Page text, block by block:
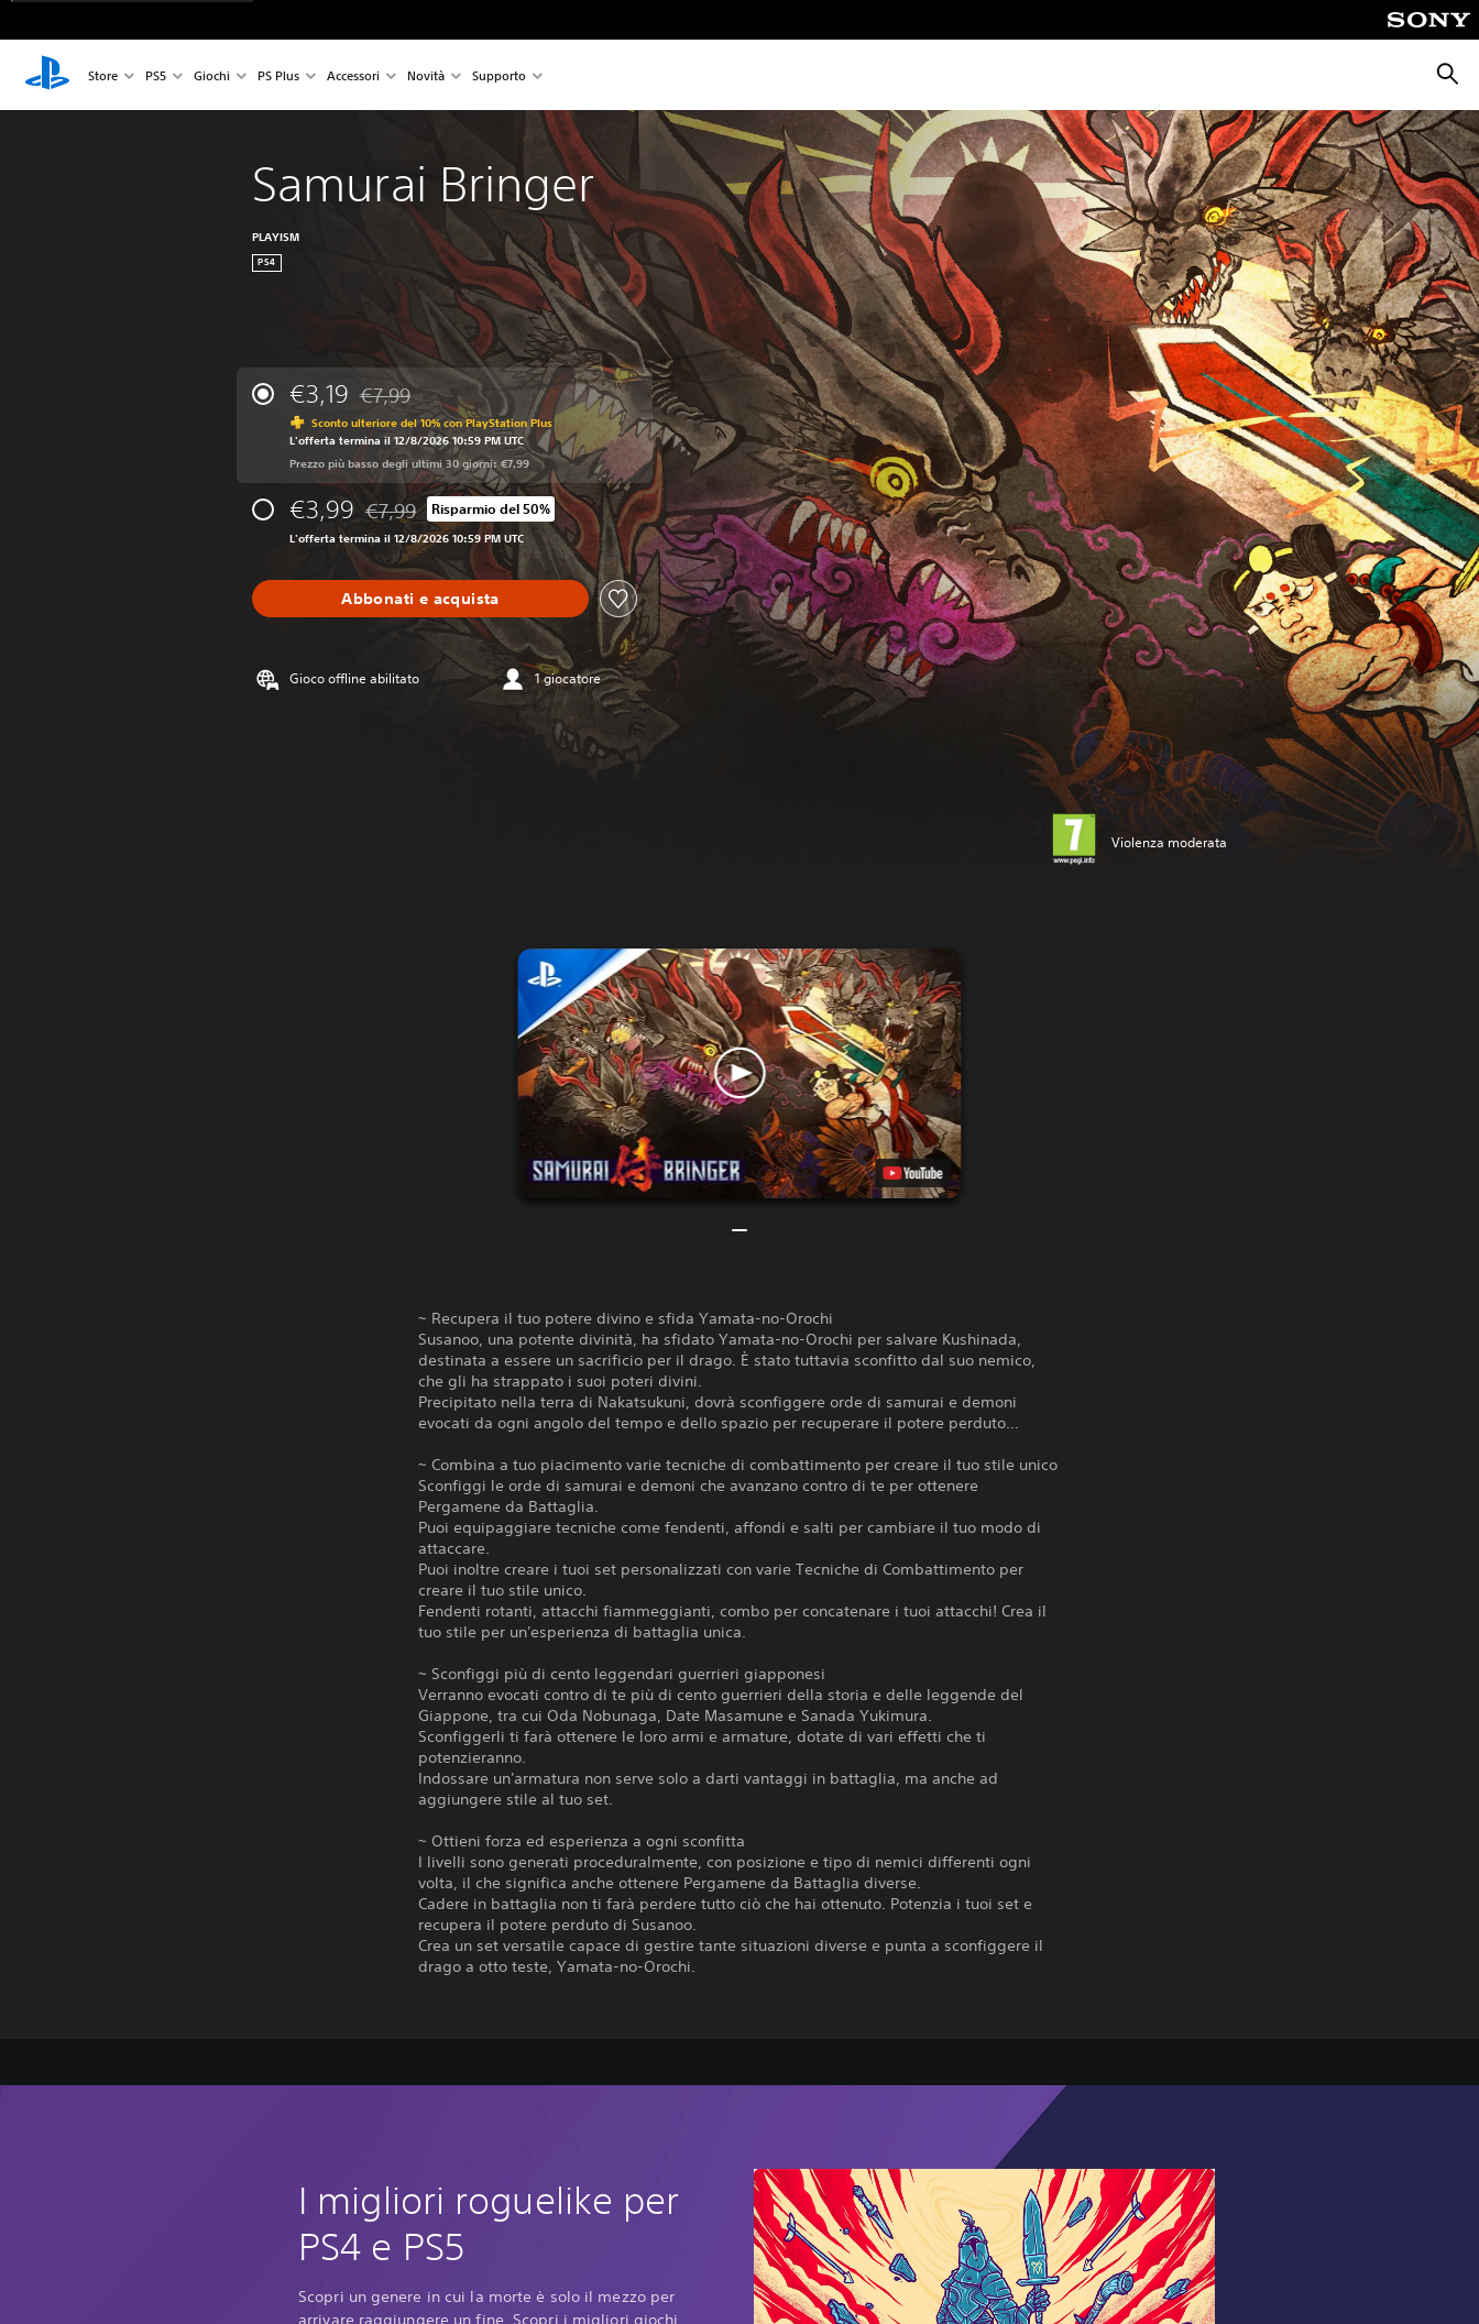
Store PS5 Giochi PS Plus Accessori Novità Supporto
Samurai Bringer
PLAYISM
PS4
€3,19 Scontato dal prezzo originale di €7,99
€7,99
Sconto ulteriore del 10% con PlayStation Plus
L'offerta termina il 12/8/2026 10:59 PM UTC
Prezzo più basso degli ultimi 30 giorni: €7,99
€3,99 Scontato dal prezzo originale di €7,99
€7,99 Risparmio del 50%
L'offerta termina il 12/8/2026 10:59 PM UTC
Abbonati e acquista
Gioco offline abilitato 1 giocatore
Violenza moderata
~ Recupera il tuo potere divino e sfida Yamata-no-Orochi
Susanoo, una potente divinità, ha sfidato Yamata-no-Orochi per salvare Kushinada,
destinata a essere un sacrificio per il drago. È stato tuttavia sconfitto dal suo nemico,
che gli ha strappato i suoi poteri divini.
Precipitato nella terra di Nakatsukuni, dovrà sconfiggere orde di samurai e demoni
evocati da ogni angolo del tempo e dello spazio per recuperare il potere perduto...
~ Combina a tuo piacimento varie tecniche di combattimento per creare il tuo stile unico
Sconfiggi le orde di samurai e demoni che avanzano contro di te per ottenere
Pergamene da Battaglia.
Puoi equipaggiare tecniche come fendenti, affondi e salti per cambiare il tuo modo di
attaccare.
Puoi inoltre creare i tuoi set personalizzati con varie Tecniche di Combattimento per
creare il tuo stile unico.
Fendenti rotanti, attacchi fiammeggianti, combo per concatenare i tuoi attacchi! Crea il
tuo stile per un'esperienza di battaglia unica.
~ Sconfiggi più di cento leggendari guerrieri giapponesi
Verranno evocati contro di te più di cento guerrieri della storia e delle leggende del
Giappone, tra cui Oda Nobunaga, Date Masamune e Sanada Yukimura.
Sconfiggerli ti farà ottenere le loro armi e armature, dotate di vari effetti che ti
potenzieranno.
Indossare un'armatura non serve solo a darti vantaggi in battaglia, ma anche ad
aggiungere stile al tuo set.
~ Ottieni forza ed esperienza a ogni sconfitta
I livelli sono generati proceduralmente, con posizione e tipo di nemici differenti ogni
volta, il che significa anche ottenere Pergamene da Battaglia diverse.
Cadere in battaglia non ti farà perdere tutto ciò che hai ottenuto. Potenzia i tuoi set e
recupera il potere perduto di Susanoo.
Crea un set versatile capace di gestire tante situazioni diverse e punta a sconfiggere il
drago a otto teste, Yamata-no-Orochi.
I migliori roguelike per
PS4 e PS5
Scopri un genere in cui la morte è solo il mezzo per
arrivare raggiungere un fine. Scopri i migliori giochi